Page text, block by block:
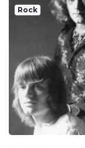
Rock